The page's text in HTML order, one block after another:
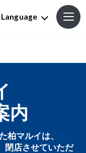
Language
内
柏マルイは、
閉店させていただ